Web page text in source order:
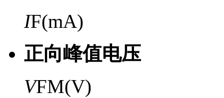
IF(mA)
正向峰值电压
VFM(V)